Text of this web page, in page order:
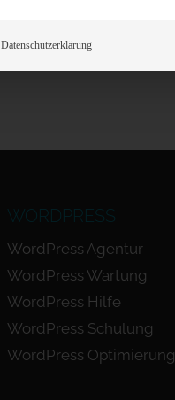
WORDPRESS
WordPress Agentur
WordPress Wartung
WordPress Hilfe
WordPress Schulung
WordPress Optimierung
Datenschutzerklärung